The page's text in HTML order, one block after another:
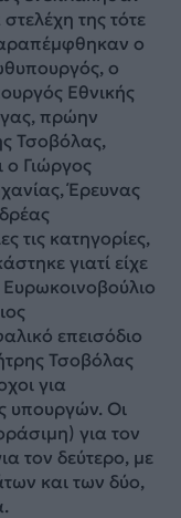
της τότε
ο
ο
Εθνικής
πρώην
Τσοβόλας,
Γιώργος
Έρευνας
τις κατηγορίες,
γιατί είχε
Ευρωκοινοβούλιο
επεισόδιο
Τσοβόλας
για
υπουργών. Οι
για τον
τον δεύτερο, με
και των δύο,